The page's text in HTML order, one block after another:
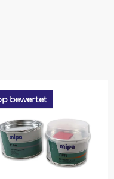
Top bewertet